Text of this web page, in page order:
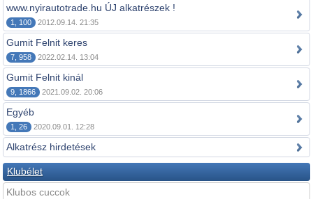
www.nyirautotrade.hu ÚJ alkatrészek !
1, 100 2012.09.14. 21:35
Gumit Felnit keres
7, 958 2022.02.14. 13:04
Gumit Felnit kinál
9, 1866 2021.09.02. 20:06
Egyéb
1, 26 2020.09.01. 12:28
Alkatrész hirdetések
Klubélet
Klubos cuccok